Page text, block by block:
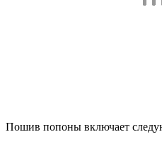
Пошив попоны включает